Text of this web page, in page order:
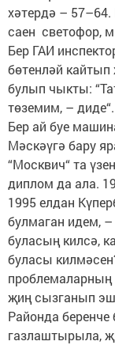
хәтердә – 57–64.
саен светофор,
Бер ГАИ
бөтенләй
булып чыкты:
төземим, – диде“.
Бер ай буе
Мәскәүгә бару
“Москвич“ та
диплом да ала.
1995 елдан
булмаган идем, –
буласың килсә,
буласы
проблемаларның
җиң сызганып
Районда
газлаштырыла,